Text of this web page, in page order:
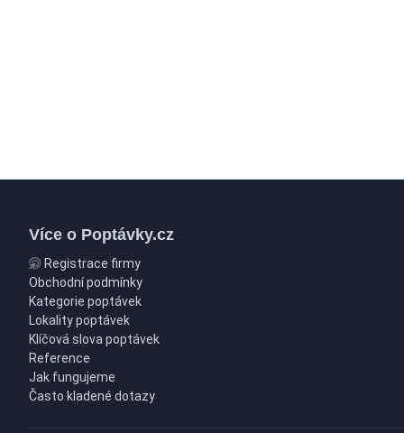
Více o Poptávky.cz
Registrace firmy
Obchodní podmínky
Kategorie poptávek
Lokality poptávek
Klíčová slova poptávek
Reference
Jak fungujeme
Často kladené dotazy